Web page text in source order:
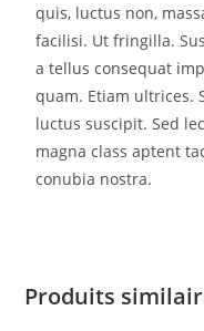
quis, luctus non,
facilisi. Ut fringilla.
a tellus consequat
quam. Etiam ultrices.
luctus suscipit. Sed
magna class aptent
conubia nostra.
Produits